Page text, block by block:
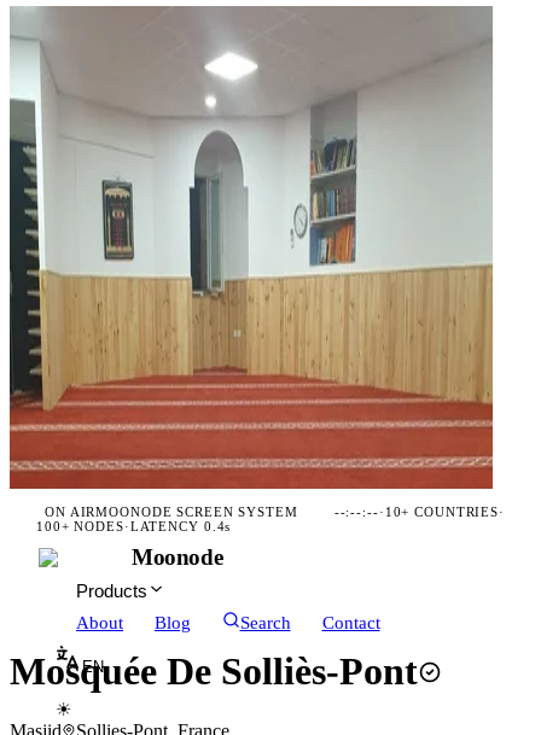
ON AIRMOONODE SCREEN SYSTEM --:--:--· 10+ COUNTRIES·
100+ NODES·LATENCY 0.4s
Moonode
Products
About
Blog Search Contact
EN
☀
Mosquée De Solliès-Pont
Masjid
Sollies-Pont, France